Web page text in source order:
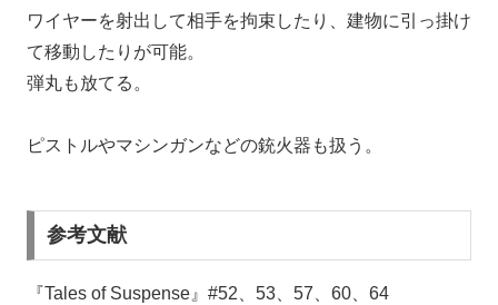
ワイヤーを射出して相手を拘束したり、建物に引っ掛け
て移動したりが可能。
弾丸も放てる。
ピストルやマシンガンなどの銃火器も扱う。
参考文献
『Tales of Suspense』#52、53、57、60、64